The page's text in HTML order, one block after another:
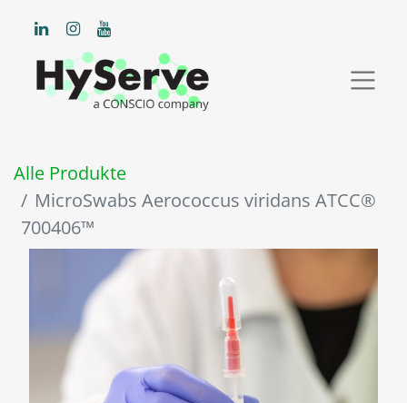
Alle Produkte
MicroSwabs Aerococcus viridans ATCC®
700406™